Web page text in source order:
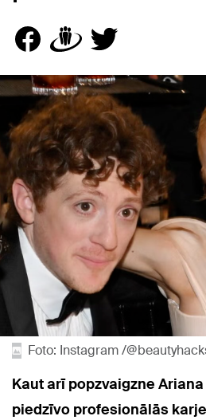
Foto: Instagram /
Kaut arī popzvaigzne
piedzīvo profesionālās